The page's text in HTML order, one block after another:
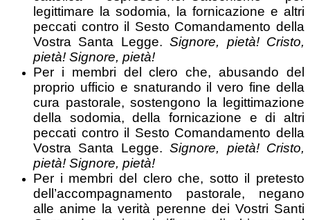
legittimare la sodomia, la fornicazione e altri
peccati contro il Sesto Comandamento della
Vostra Santa Legge.Signore, pietà! Cristo,
pietà! Signore, pietà!
Per i membri del clero che, abusando del
proprio ufficio e snaturando il vero fine della
cura pastorale, sostengono la legittimazione
della sodomia, della fornicazione e di altri
peccati contro il Sesto Comandamento della
Vostra Santa Legge.Signore, pietà! Cristo,
pietà! Signore, pietà!
Per i membri del clero che, sotto il pretesto
dell’accompagnamento pastorale, negano
alle anime la verità perenne dei Vostri Santi